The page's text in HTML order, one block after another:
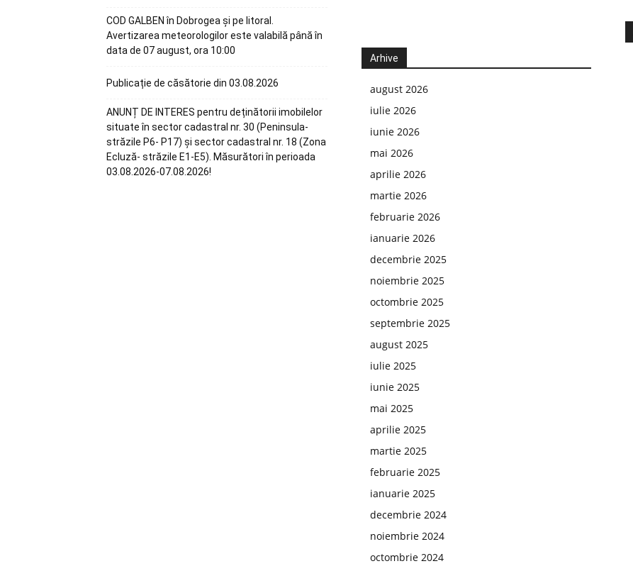
COD GALBEN în Dobrogea și pe litoral.
Avertizarea meteorologilor este valabilă până în
data de 07 august, ora 10:00
Publicație de căsătorie din 03.08.2026
ANUNȚ DE INTERES pentru deținătorii imobilelor
situate în sector cadastral nr. 30 (Peninsula-
străzile P6- P17) și sector cadastral nr. 18 (Zona
Ecluză- străzile E1-E5). Măsurători în perioada
03.08.2026-07.08.2026!
Arhive
august 2026
iulie 2026
iunie 2026
mai 2026
aprilie 2026
martie 2026
februarie 2026
ianuarie 2026
decembrie 2025
noiembrie 2025
octombrie 2025
septembrie 2025
august 2025
iulie 2025
iunie 2025
mai 2025
aprilie 2025
martie 2025
februarie 2025
ianuarie 2025
decembrie 2024
noiembrie 2024
octombrie 2024